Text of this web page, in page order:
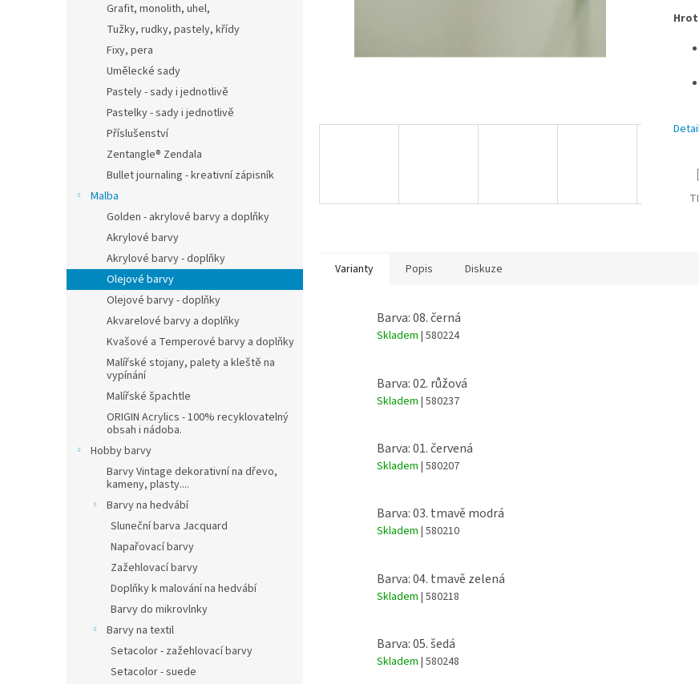
Grafit, monolith, uhel,
Tužky, rudky, pastely, křídy
Fixy, pera
Umělecké sady
Pastely - sady i jednotlivě
Pastelky - sady i jednotlivě
Příslušenství
Zentangle® Zendala
Bullet journaling - kreativní zápisník
Malba
Golden - akrylové barvy a doplňky
Akrylové barvy
Akrylové barvy - doplňky
Olejové barvy
Olejové barvy - doplňky
Akvarelové barvy a doplňky
Kvašové a Temperové barvy a doplňky
Malířské stojany, palety a kleště na
vypínání
Malířské špachtle
ORIGIN Acrylics - 100% recyklovatelný
obsah i nádoba.
Hobby barvy
Barvy Vintage dekorativní na dřevo,
kameny, plasty....
Barvy na hedvábí
Sluneční barva Jacquard
Napařovací barvy
Zažehlovací barvy
Doplňky k malování na hedvábí
Barvy do mikrovlnky
Barvy na textil
Setacolor - zažehlovací barvy
Setacolor - suede
Varianty Popis Diskuze
Barva: 08. černá
Skladem | 580224
Barva: 02. růžová
Skladem | 580237
Barva: 01. červená
Skladem | 580207
Barva: 03. tmavě modrá
Skladem | 580210
Barva: 04. tmavě zelená
Skladem | 580218
Barva: 05. šedá
Skladem | 580248